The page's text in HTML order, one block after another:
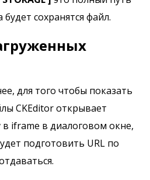
сохранятся файл.
для того чтобы показать
CKEditor открывает
iframe в диалоговом окне,
подготовить URL по